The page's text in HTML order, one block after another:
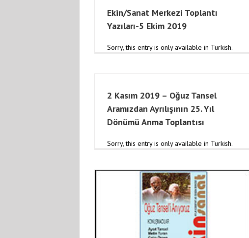
Ekin/Sanat Merkezi Toplantı
Yazıları-5 Ekim 2019
Sorry, this entry is only available in Turkish.
2 Kasım 2019 – Oğuz Tansel
Aramızdan Ayrılışının 25. Yıl
Dönümü Anma Toplantısı
Sorry, this entry is only available in Turkish.
2 Kasım 2019-Aramızdan Ayrılışının 25.Yıl